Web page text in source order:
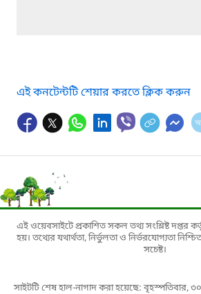
এই কনটেন্টটি শেয়ার করতে ক্লিক করুন
এই ওয়েবসাইটে প্রকাশিত সকল তথ্য সংশ্লিষ্ট দপ্তর
হয়। তথ্যের যথার্থতা, নির্ভুলতা ও নির্ভরযোগ্যতা
সচেষ্ট।
সাইটটি শেষ হাল-নাগাদ করা হয়েছে: বৃহস্পতিবার,